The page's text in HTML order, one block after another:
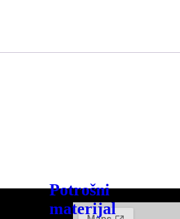
Potrošni
materijal